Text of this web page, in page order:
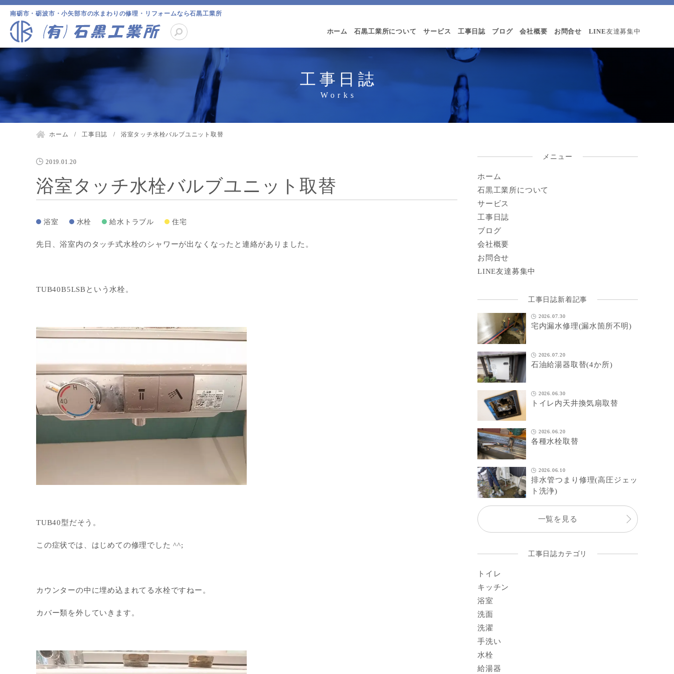
南砺市・砺波市・小矢部市の水まわりの修理・リフォームなら石黒工業所
ホーム 石黒工業所について サービス 工事日誌 ブログ 会社概要 お問合せ LINE友達募集中
工事日誌
ホーム 工事日誌 浴室タッチ水栓バルブユニット取替
2019.01.20
浴室タッチ水栓バルブユニット取替
浴室 水栓 給水トラブル 住宅
先日、浴室内のタッチ式水栓のシャワーが出なくなったと連絡がありました。
TUB40B5LSBという水栓。
TUB40型だそう。
この症状では、はじめての修理でした ^^;
カウンターの中に埋め込まれてる水栓ですねー。
カバー類を外していきます。
メニュー
ホーム
石黒工業所について
サービス
工事日誌
ブログ
会社概要
お問合せ
LINE友達募集中
工事日誌新着記事
2026.07.30
宅内漏水修理(漏水箇所不明)
2026.07.20
石油給湯器取替(4か所)
2026.06.30
トイレ内天井換気扇取替
2026.06.20
各種水栓取替
2026.06.10
排水管つまり修理(高圧ジェッ
ト洗浄)
一覧を見る
工事日誌カテゴリ
トイレ
キッチン
浴室
洗面
洗濯
手洗い
水栓
給湯器